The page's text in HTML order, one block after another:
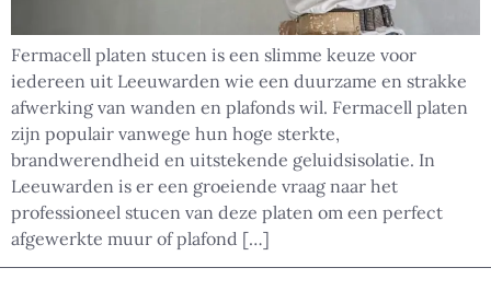
Fermacell platen stucen is een slimme keuze voor
iedereen uit Leeuwarden wie een duurzame en strakke
afwerking van wanden en plafonds wil. Fermacell platen
zijn populair vanwege hun hoge sterkte,
brandwerendheid en uitstekende geluidsisolatie. In
Leeuwarden is er een groeiende vraag naar het
professioneel stucen van deze platen om een perfect
afgewerkte muur of plafond […]